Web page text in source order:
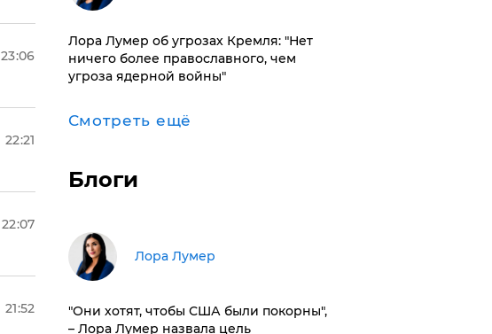
23:06
22:21
22:07
21:52
Лора Лумер об угрозах Кремля: "Нет
ничего более православного, чем
угроза ядерной войны"
Смотреть ещё
Блоги
​Лора Лумер
"Они хотят, чтобы США были покорны",
– Лора Лумер назвала цель